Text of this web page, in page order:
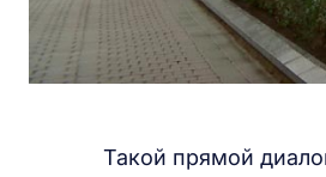
Такой прямой